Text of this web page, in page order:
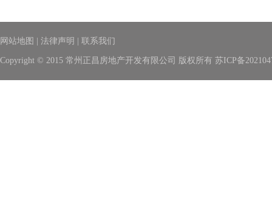
网站地图 法律声明 联系我们
Copyright © 2015 常州正昌房地产开发有限公司 版权所有 苏ICP备